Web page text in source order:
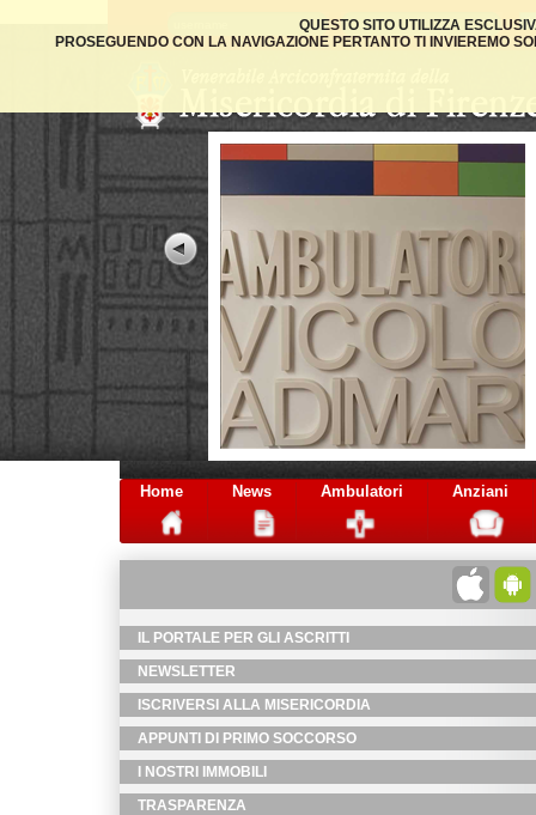
QUESTO SITO UTILIZZA
PROSEGUENDO CON LA NAVIGAZIONE PERTANTO TI INVIEREMO
Home News Ambulatori Anziani
IL PORTALE PER GLI ASCRITTI
NEWSLETTER
ISCRIVERSI ALLA MISERICORDIA
APPUNTI DI PRIMO SOCCORSO
I NOSTRI IMMOBILI
TRASPARENZA